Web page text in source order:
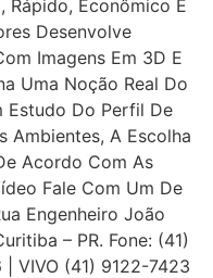
Rápido, Econômico E
Desenvolve
Imagens Em 3D E
Uma Noção Real Do
Estudo Do Perfil De
Ambientes, A Escolha
Acordo Com As
Fale Com Um De
Engenheiro João
– PR. Fone: (41)
VIVO (41) 9122-7423